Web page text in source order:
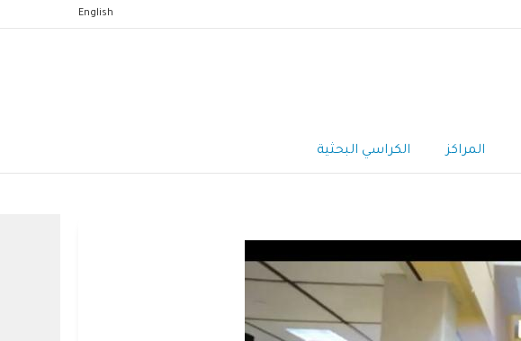
English
المراكز الكراسي البحثية